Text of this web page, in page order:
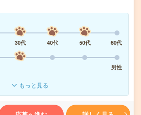
30代 40代 50代
60代
男性
もっと見る